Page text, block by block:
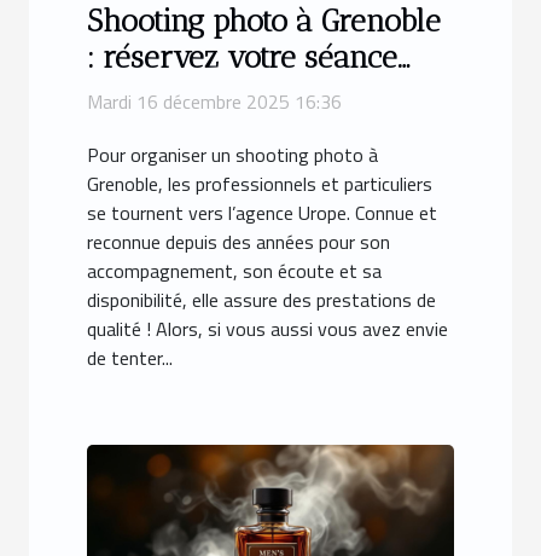
Shooting photo à Grenoble
: réservez votre séance
avec Urope !
Mardi 16 décembre 2025 16:36
Pour organiser un shooting photo à
Grenoble, les professionnels et particuliers
se tournent vers l’agence Urope. Connue et
reconnue depuis des années pour son
accompagnement, son écoute et sa
disponibilité, elle assure des prestations de
qualité ! Alors, si vous aussi vous avez envie
de tenter...